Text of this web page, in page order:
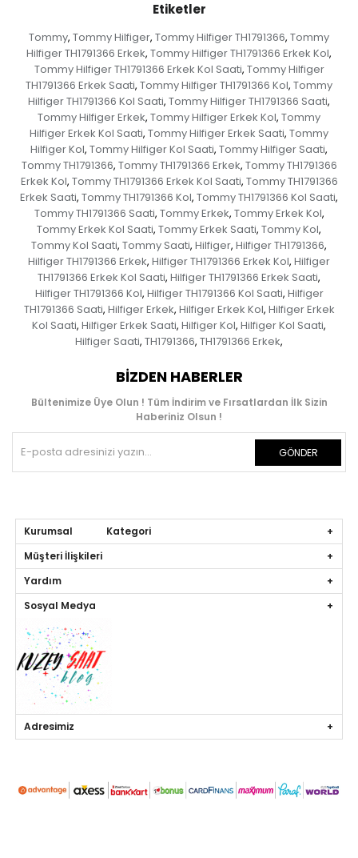
Etiketler
Tommy, Tommy Hilfiger, Tommy Hilfiger TH1791366, Tommy
Hilfiger TH1791366 Erkek, Tommy Hilfiger TH1791366 Erkek Kol,
Tommy Hilfiger TH1791366 Erkek Kol Saati, Tommy Hilfiger
TH1791366 Erkek Saati, Tommy Hilfiger TH1791366 Kol, Tommy
Hilfiger TH1791366 Kol Saati, Tommy Hilfiger TH1791366 Saati,
Tommy Hilfiger Erkek, Tommy Hilfiger Erkek Kol, Tommy
Hilfiger Erkek Kol Saati, Tommy Hilfiger Erkek Saati, Tommy
Hilfiger Kol, Tommy Hilfiger Kol Saati, Tommy Hilfiger Saati,
Tommy TH1791366, Tommy TH1791366 Erkek, Tommy TH1791366
Erkek Kol, Tommy TH1791366 Erkek Kol Saati, Tommy TH1791366
Erkek Saati, Tommy TH1791366 Kol, Tommy TH1791366 Kol Saati,
Tommy TH1791366 Saati, Tommy Erkek, Tommy Erkek Kol,
Tommy Erkek Kol Saati, Tommy Erkek Saati, Tommy Kol,
Tommy Kol Saati, Tommy Saati, Hilfiger, Hilfiger TH1791366,
Hilfiger TH1791366 Erkek, Hilfiger TH1791366 Erkek Kol, Hilfiger
TH1791366 Erkek Kol Saati, Hilfiger TH1791366 Erkek Saati,
Hilfiger TH1791366 Kol, Hilfiger TH1791366 Kol Saati, Hilfiger
TH1791366 Saati, Hilfiger Erkek, Hilfiger Erkek Kol, Hilfiger Erkek
Kol Saati, Hilfiger Erkek Saati, Hilfiger Kol, Hilfiger Kol Saati,
Hilfiger Saati, TH1791366, TH1791366 Erkek,
BIZDEN HABERLER
Bültenimize Üye Olun ! Tüm İndirim ve Fırsatlardan İlk Sizin
Haberiniz Olsun !
GÖNDER
Kurumsal Kategori
Müşteri İlişkileri
Yardım
Sosyal Medya
Adresimiz